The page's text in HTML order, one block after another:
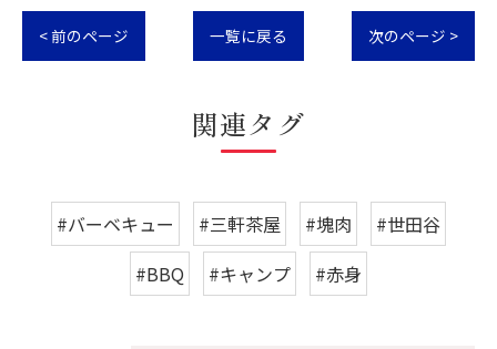
< 前のページ 一覧に戻る 次のページ >
関連タグ
#バーベキュー #三軒茶屋 #塊肉
#世田谷
#BBQ
#キャンプ #赤身